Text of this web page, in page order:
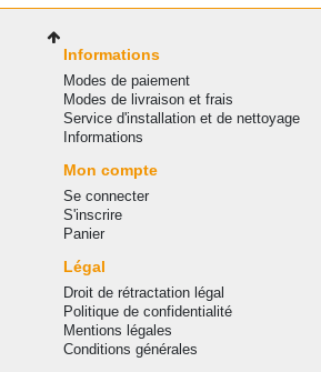
Informations
Modes de paiement
Modes de livraison et frais
Service d'installation et de nettoyage
Informations
Mon compte
Se connecter
S'inscrire
Panier
Légal
Droit de rétractation légal
Politique de confidentialité
Mentions légales
Conditions générales